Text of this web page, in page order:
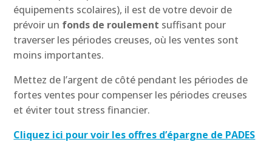
équipements scolaires), il est de votre devoir de
prévoir un fonds de roulement suffisant pour
traverser les périodes creuses, où les ventes sont
moins importantes.
Mettez de l’argent de côté pendant les périodes de
fortes ventes pour compenser les périodes creuses
et éviter tout stress financier.
Cliquez ici pour voir les offres d’épargne de PADES